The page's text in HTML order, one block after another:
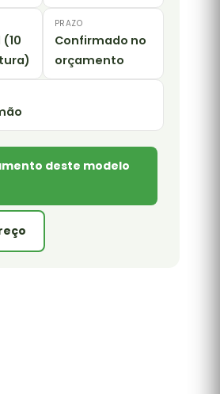
PRAZO
Confirmado no
orçamento
deste modelo